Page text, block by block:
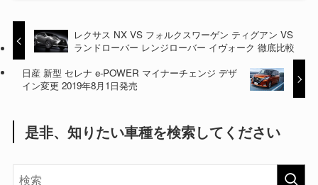
レクサス NX VS フォルクスワーゲン ティグアン VS
ランドローバー レンジローバー イヴォーク 徹底比較
日産 新型 セレナ e-POWER マイナーチェンジ デザ
イン変更 2019年8月1日発売
是非、知りたい車種を検索してください